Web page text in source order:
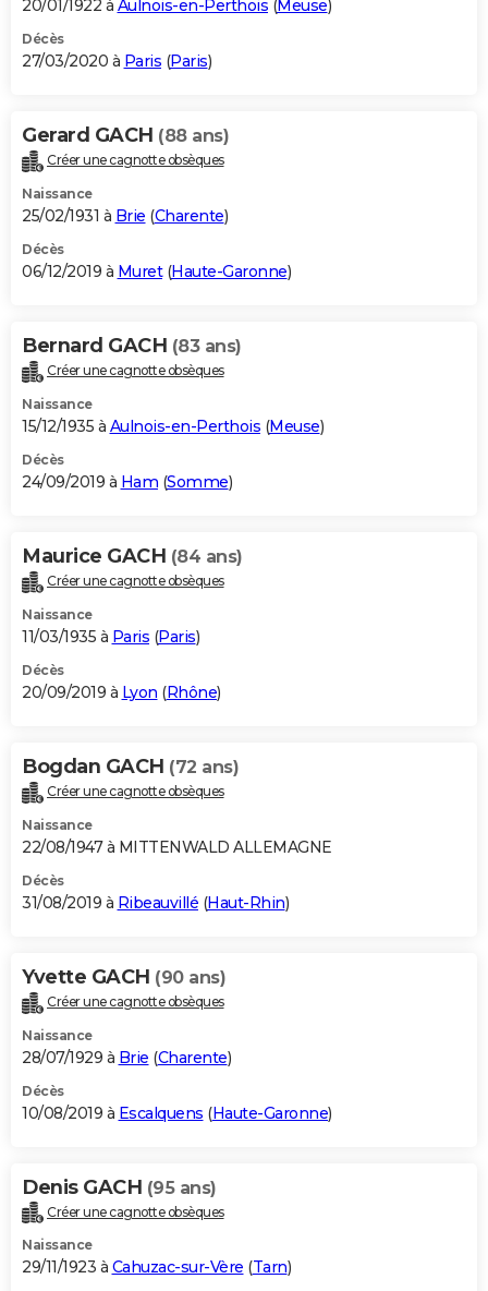
20/01/1922 à Aulnois-en-Perthois (Meuse)
Décès
27/03/2020 à Paris (Paris)
Gerard GACH (88 ans)
Créer une cagnotte obsèques
Naissance
25/02/1931 à Brie (Charente)
Décès
06/12/2019 à Muret(Haute-Garonne)
Bernard GACH (83 ans)
Créer une cagnotte obsèques
Naissance
15/12/1935 à Aulnois-en-Perthois (Meuse)
Décès
24/09/2019 à Ham (Somme)
Maurice GACH (84 ans)
Créer une cagnotte obsèques
Naissance
11/03/1935 à Paris (Paris)
Décès
20/09/2019 à Lyon (Rhône)
Bogdan GACH (72 ans)
Créer une cagnotte obsèques
Naissance
22/08/1947 à MITTENWALD ALLEMAGNE
Décès
31/08/2019 à Ribeauvillé (Haut-Rhin)
Yvette GACH (90 ans)
Créer une cagnotte obsèques
Naissance
28/07/1929 à Brie (Charente)
Décès
10/08/2019 à Escalquens (Haute-Garonne)
Denis GACH (95 ans)
Créer une cagnotte obsèques
Naissance
29/11/1923 à Cahuzac-sur-Vère (Tarn)